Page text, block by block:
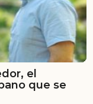
el
que se